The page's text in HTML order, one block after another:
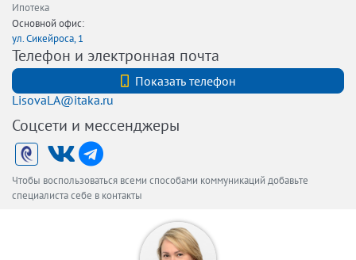
Ипотека
Основной офис:
ул. Сикейроса, 1
Телефон и электронная почта
Показать телефон
LisovaLA@itaka.ru
Соцсети и мессенджеры
Чтобы воспользоваться всеми способами коммуникаций добавьте
специалиста себе в контакты